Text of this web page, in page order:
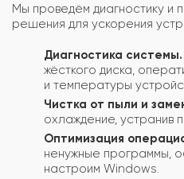
Мы проведём диагностику и
решения для ускорения
Диагностика системы.
жёсткого диска,
и температуры
Чистка от пыли и
охлаждение, устранив
Оптимизация
ненужные программы,
настроим Windows.